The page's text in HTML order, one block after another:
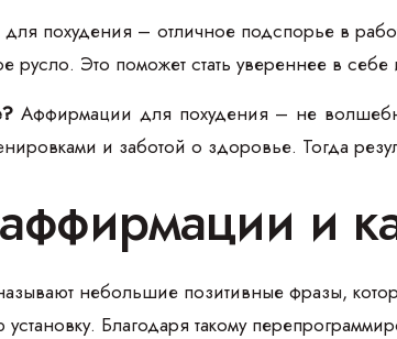
похудения – отличное подспорье в
русло. Это поможет стать увереннее в
Аффирмации для похудения – не
и заботой о здоровье. Тогда
аффирмации и
небольшие позитивные фразы,
Благодаря такому